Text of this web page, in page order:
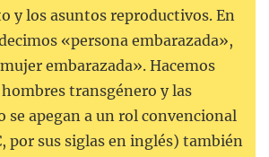
y los asuntos reproductivos. En
«persona embarazada»,
embarazada». Hacemos
transgénero y las
se apegan a un rol convencional
por sus siglas en inglés) también